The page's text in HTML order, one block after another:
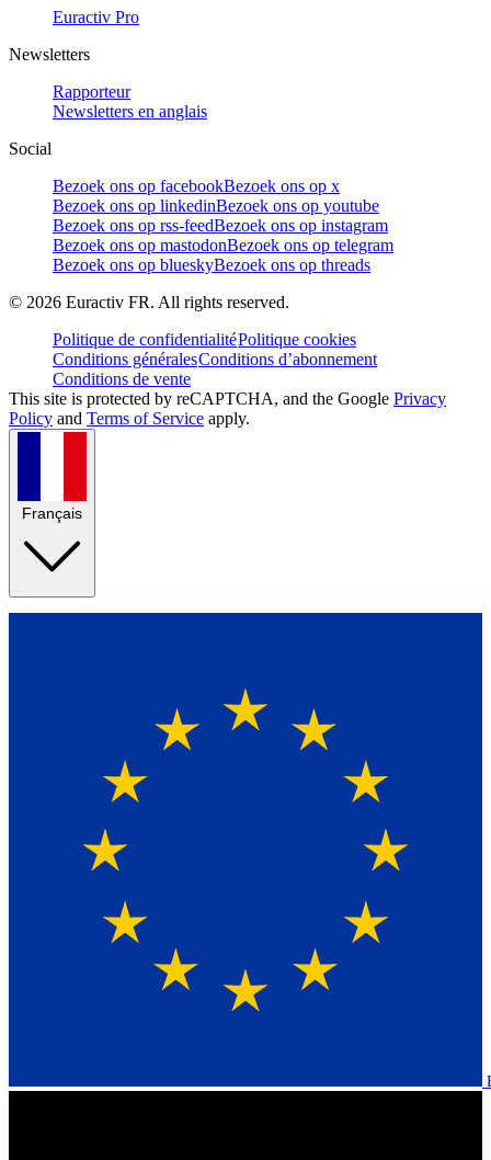
Euractiv Pro
Newsletters
Rapporteur
Newsletters en anglais
Social
Bezoek ons op facebookBezoek ons op x
Bezoek ons op linkedinBezoek ons op youtube
Bezoek ons op rss-feedBezoek ons op instagram
Bezoek ons op mastodonBezoek ons op telegram
Bezoek ons op blueskyBezoek ons op threads
© 2026 Euractiv FR. All rights reserved.
Politique de confidentialitéPolitique cookies
Conditions généralesConditions d’abonnement
Conditions de vente
This site is protected by reCAPTCHA, and the Google Privacy
Policy and Terms of Service apply.
Français